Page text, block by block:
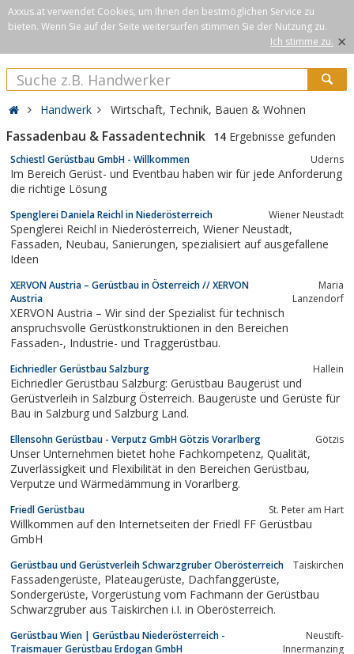
Axxus.at verwendet Cookies, um Ihnen den bestmöglichen Service zu
bieten. Wenn Sie auf der Seite weitersurfen stimmen Sie der Nutzung zu.
Ich stimme zu. ×
Handwerk Wirtschaft, Technik, Bauen & Wohnen
Fassadenbau & Fassadentechnik 14 Ergebnisse gefunden
Schiestl Gerüstbau GmbH - Willkommen Uderns
Im Bereich Gerüst- und Eventbau haben wir für jede Anforderung
die richtige Lösung
Spenglerei Daniela Reichl in Niederösterreich Wiener Neustadt
Spenglerei Reichl in Niederösterreich, Wiener Neustadt,
Fassaden, Neubau, Sanierungen, spezialisiert auf ausgefallene
Ideen
XERVON Austria – Gerüstbau in Österreich // XERVON
Austria
Maria
Lanzendorf
XERVON Austria – Wir sind der Spezialist für technisch
anspruchsvolle Gerüstkonstruktionen in den Bereichen
Fassaden-, Industrie- und Traggerüstbau.
Eichriedler Gerüstbau Salzburg Hallein
Eichriedler Gerüstbau Salzburg: Gerüstbau Baugerüst und
Gerüstverleih in Salzburg Österreich. Baugerüste und Gerüste für
Bau in Salzburg und Salzburg Land.
Ellensohn Gerüstbau - Verputz GmbH Götzis Vorarlberg Götzis
Unser Unternehmen bietet hohe Fachkompetenz, Qualität,
Zuverlässigkeit und Flexibilität in den Bereichen Gerüstbau,
Verputze und Wärmedämmung in Vorarlberg.
Friedl Gerüstbau St. Peter am Hart
Willkommen auf den Internetseiten der Friedl FF Gerüstbau
GmbH
Gerüstbau und Gerüstverleih Schwarzgruber Oberösterreich Taiskirchen
Fassadengerüste, Plateaugerüste, Dachfanggerüste,
Sondergerüste, Vorgerüstung vom Fachmann der Gerüstbau
Schwarzgruber aus Taiskirchen i.I. in Oberösterreich.
Gerüstbau Wien | Gerüstbau Niederösterreich -
Traismauer Gerüstbau Erdogan GmbH
Neustift-
Innermanzing